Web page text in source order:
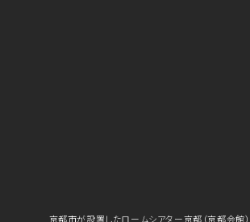
京都市が設置したロームシアター京都（京都会館